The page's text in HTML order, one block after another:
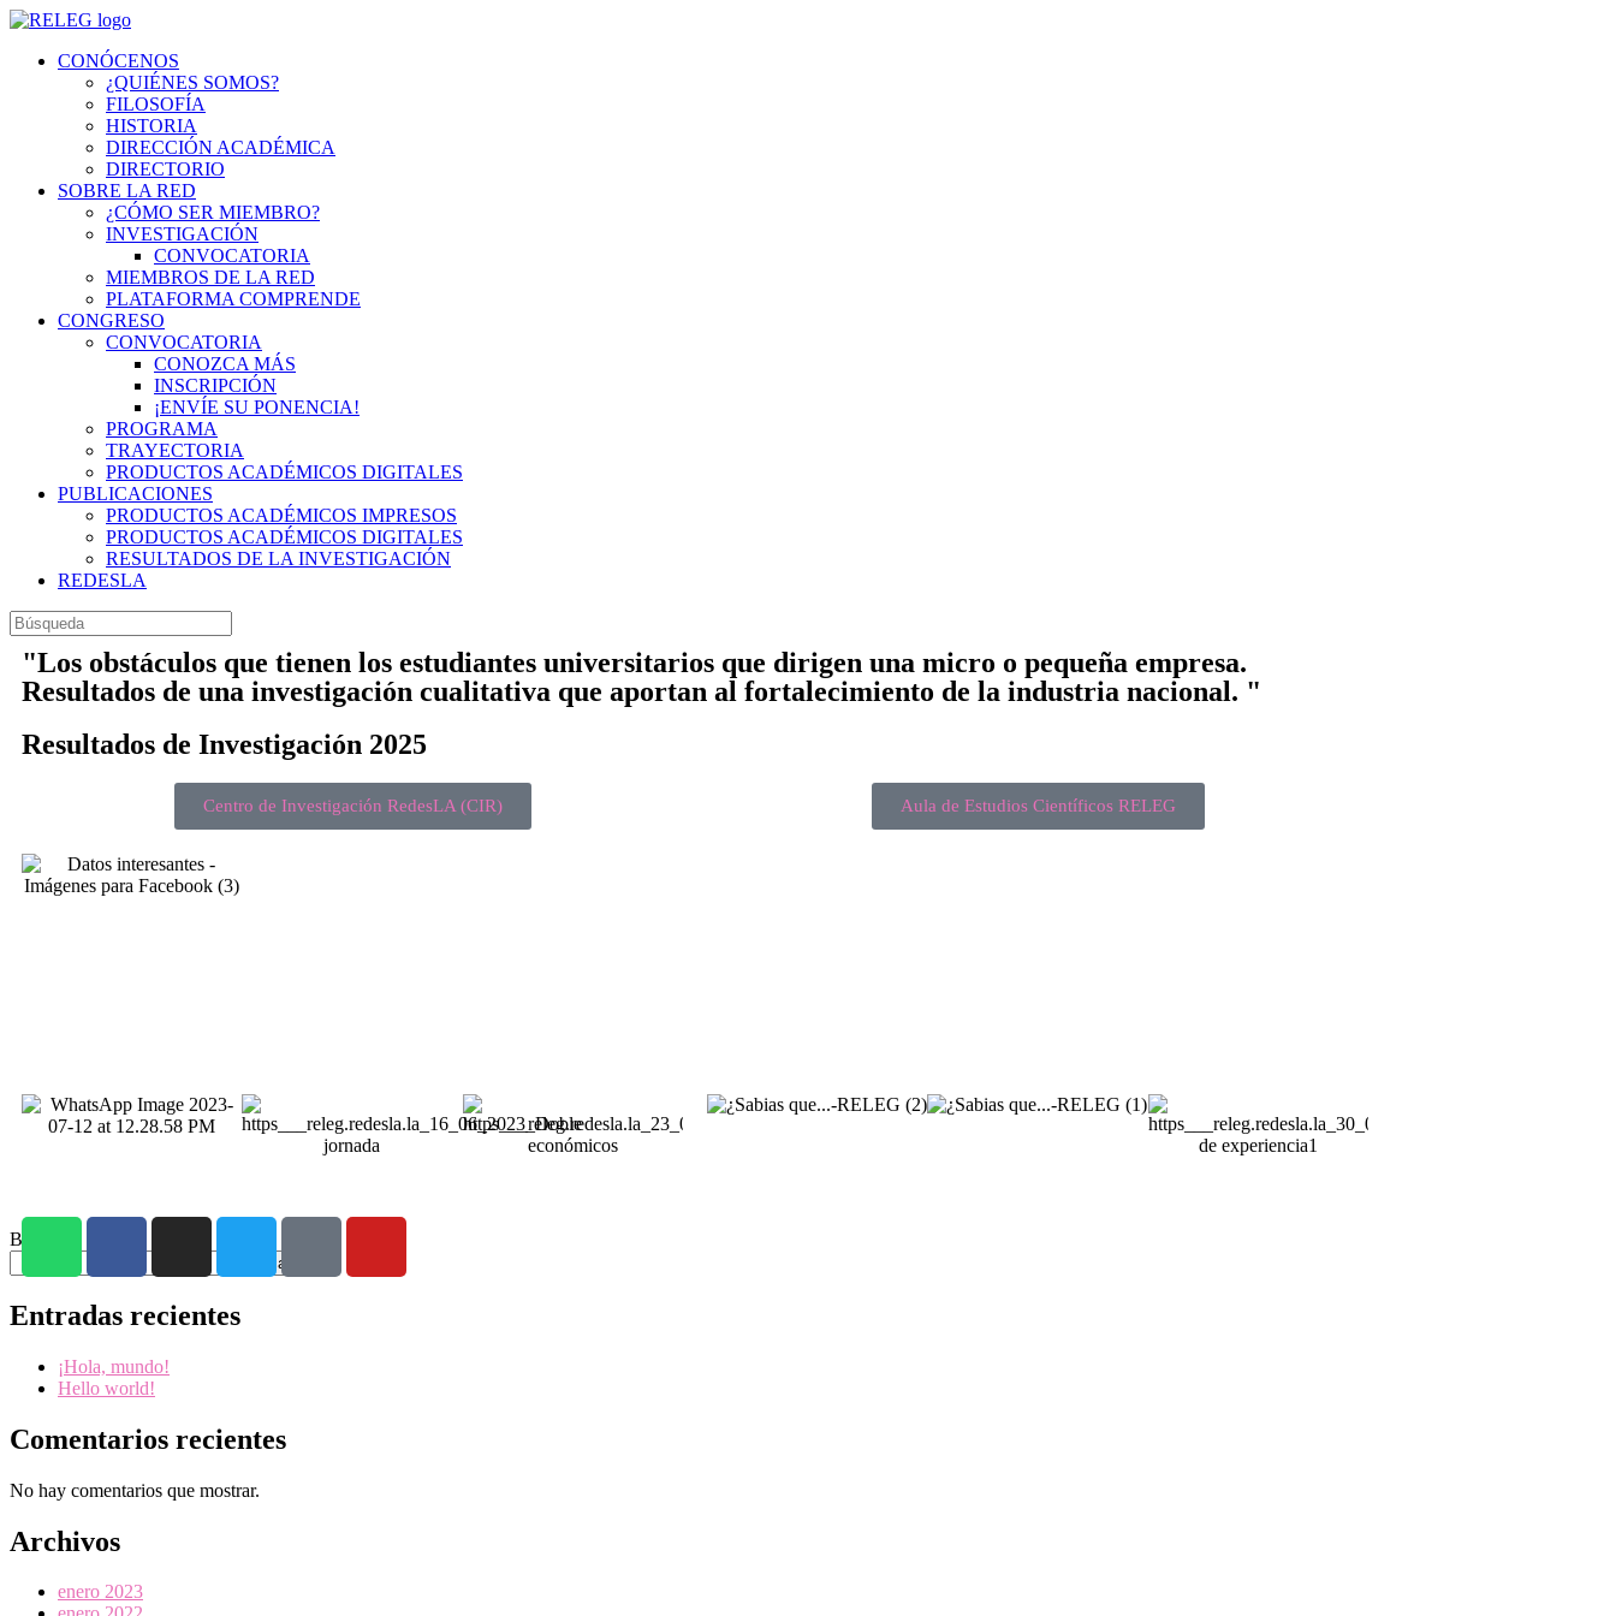
CONÓCENOS
¿QUIÉNES SOMOS?
FILOSOFÍA
HISTORIA
DIRECCIÓN ACADÉMICA
DIRECTORIO
SOBRE LA RED
¿CÓMO SER MIEMBRO?
INVESTIGACIÓN
CONVOCATORIA
MIEMBROS DE LA RED
PLATAFORMA COMPRENDE
CONGRESO
CONVOCATORIA
CONOZCA MÁS
INSCRIPCIÓN
¡ENVÍE SU PONENCIA!
PROGRAMA
TRAYECTORIA
PRODUCTOS ACADÉMICOS DIGITALES
PUBLICACIONES
PRODUCTOS ACADÉMICOS IMPRESOS
PRODUCTOS ACADÉMICOS DIGITALES
RESULTADOS DE LA INVESTIGACIÓN
REDESLA
"Los obstáculos que tienen los estudiantes universitarios que dirigen una micro o pequeña empresa.
Resultados de una investigación cualitativa que aportan al fortalecimiento de la industria nacional. "
Resultados de Investigación 2025
Centro de Investigación RedesLA (CIR) Aula de Estudios Científicos RELEG
Buscar
Buscar
Entradas recientes
¡Hola, mundo!
Hello world!
Comentarios recientes
No hay comentarios que mostrar.
Archivos
enero 2023